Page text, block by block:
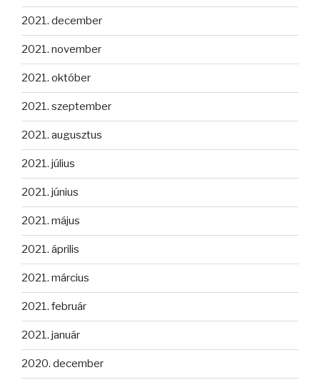
2021. december
2021. november
2021. október
2021. szeptember
2021. augusztus
2021. július
2021. június
2021. május
2021. április
2021. március
2021. február
2021. január
2020. december